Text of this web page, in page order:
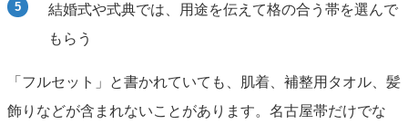
結婚式や式典では、用途を伝えて格の合う帯を選んで
もらう
「フルセット」と書かれていても、肌着、補整用タオル、髪
飾りなどが含まれないことがあります。名古屋帯だけでな